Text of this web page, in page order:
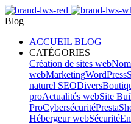
Blog
ACCUEIL BLOG
CATÉGORIES
Création de sites web
webMarketingWordPress
naturel SEODivers
proActualités webSite
ProCybersécurité
Hébergeur webSécurité